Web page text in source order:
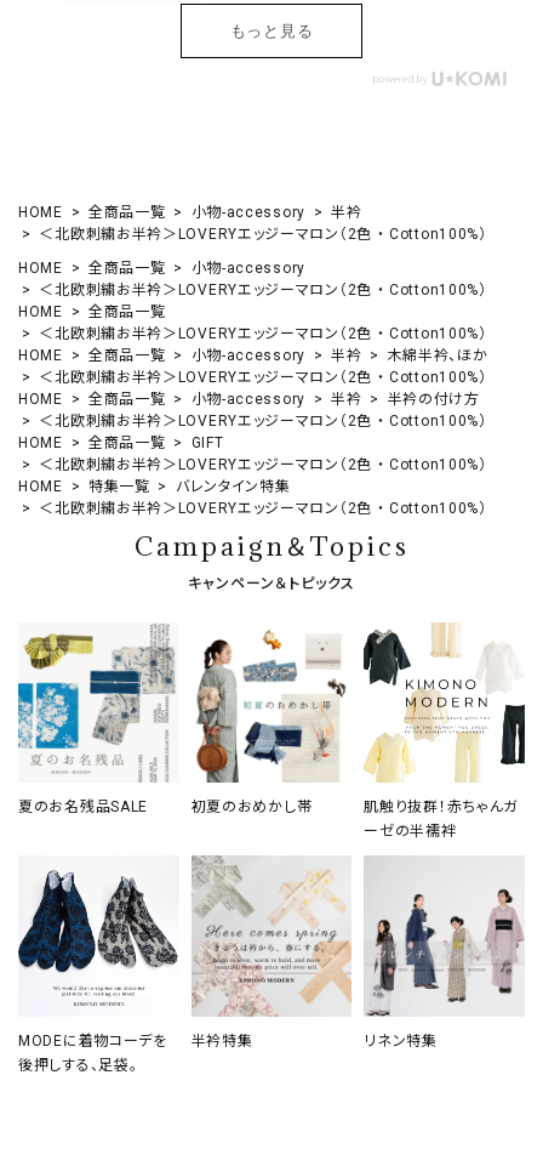
もっと見る
HOME 全商品一覧 小物-accessory
半衿
＜北欧刺繍お半衿＞LOVERYエッジーマロン（2色 ・ Cotton100%）
HOME
全商品一覧
小物-accessory
＜北欧刺繍お半衿＞LOVERYエッジーマロン（2色 ・ Cotton100%）
HOME
全商品一覧
＜北欧刺繍お半衿＞LOVERYエッジーマロン（2色 ・ Cotton100%）
HOME
全商品一覧 小物-accessory 半衿
木綿半衿、ほか
＜北欧刺繍お半衿＞LOVERYエッジーマロン（2色 ・ Cotton100%）
HOME
全商品一覧 小物-accessory 半衿
半衿の付け方
＜北欧刺繍お半衿＞LOVERYエッジーマロン（2色 ・ Cotton100%）
HOME
全商品一覧
GIFT
＜北欧刺繍お半衿＞LOVERYエッジーマロン（2色 ・ Cotton100%）
HOME
特集一覧
バレンタイン特集
＜北欧刺繍お半衿＞LOVERYエッジーマロン（2色 ・ Cotton100%）
Campaign＆Topics
キャンペーン＆トピックス
夏のお名残品SALE 初夏のおめかし帯
肌触り抜群！赤ちゃんガ
ーゼの半襦袢
MODEに着物コーデを
後押しする、足袋。
半衿特集 リネン特集